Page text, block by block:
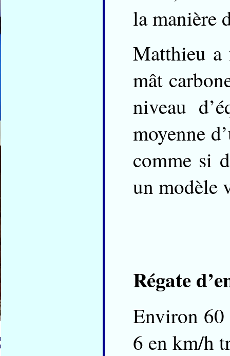
la manière
Matthieu a
mât
niveau
moyenne
comme si
un modèle
Régate
Environ 60
6 en km/h